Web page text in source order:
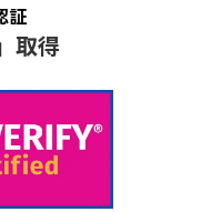
証
取得